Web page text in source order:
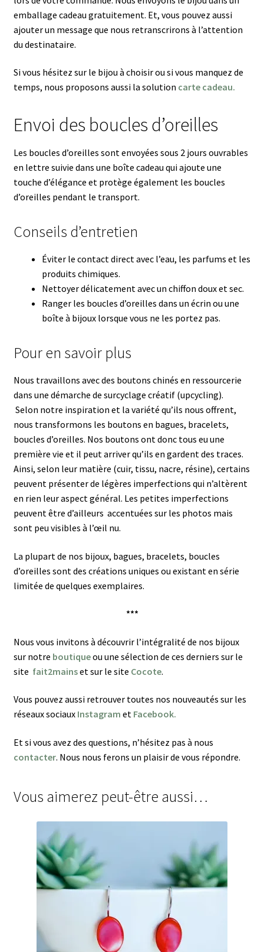
emballage cadeau gratuitement. Et, vous pouvez aussi
ajouter un message que nous retranscrirons à l’attention
du destinataire.
Si vous hésitez sur le bijou à choisir ou si vous manquez de
temps, nous proposons aussi la solution carte cadeau.
Envoi des boucles d’oreilles
Les boucles d’oreilles sont envoyées sous 2 jours ouvrables
en lettre suivie dans une boîte cadeau qui ajoute une
touche d’élégance et protège également les boucles
d’oreilles pendant le transport.
Conseils d’entretien
Éviter le contact direct avec l’eau, les parfums et les
produits chimiques.
Nettoyer délicatement avec un chiffon doux et sec.
Ranger les boucles d’oreilles dans un écrin ou une
boîte à bijoux lorsque vous ne les portez pas.
Pour en savoir plus
Nous travaillons avec des boutons chinés en ressourcerie
dans une démarche de surcyclage créatif (upcycling).
Selon notre inspiration et la variété qu’ils nous offrent,
nous transformons les boutons en bagues, bracelets,
boucles d’oreilles. Nos boutons ont donc tous eu une
première vie et il peut arriver qu’ils en gardent des traces.
Ainsi, selon leur matière (cuir, tissu, nacre, résine), certains
peuvent présenter de légères imperfections qui n’altèrent
en rien leur aspect général. Les petites imperfections
peuvent être d’ailleurs accentuées sur les photos mais
sont peu visibles à l’œil nu.
La plupart de nos bijoux, bagues, bracelets, boucles
d’oreilles sont des créations uniques ou existant en série
limitée de quelques exemplaires.
***
Nous vous invitons à découvrir l’intégralité de nos bijoux
sur notre boutiqueou une sélection de ces derniers sur le
site fait2mainset sur le site Cocote.
Vous pouvez aussi retrouver toutes nos nouveautés sur les
réseaux sociaux Instagram et Facebook.
Et si vous avez des questions, n’hésitez pas à nous
contacter. Nous nous ferons un plaisir de vous répondre.
Vous aimerez peut-être aussi…